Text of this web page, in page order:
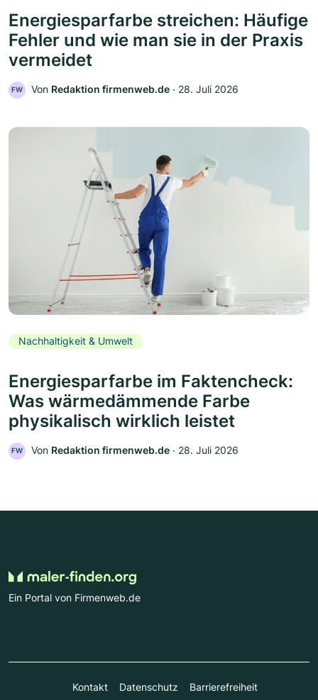
Energiesparfarbe streichen: Häufige
Fehler und wie man sie in der Praxis
vermeidet
FW Von Redaktion firmenweb.de ‧ 28. Juli 2026
Nachhaltigkeit & Umwelt
Energiesparfarbe im Faktencheck:
Was wärmedämmende Farbe
physikalisch wirklich leistet
FW Von Redaktion firmenweb.de ‧ 28. Juli 2026
Ein Portal von Firmenweb.de
Kontakt Datenschutz Barrierefreiheit